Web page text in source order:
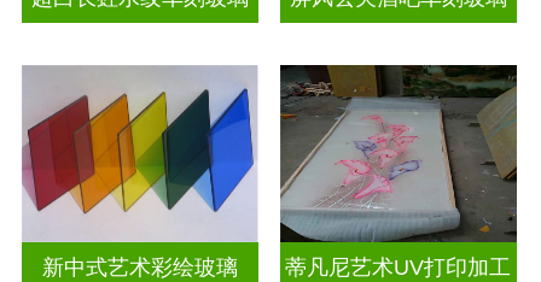
新中式艺术彩绘玻璃 蒂凡尼艺术UV打印加工